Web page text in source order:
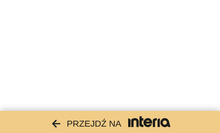
PRZEJDŹ NA